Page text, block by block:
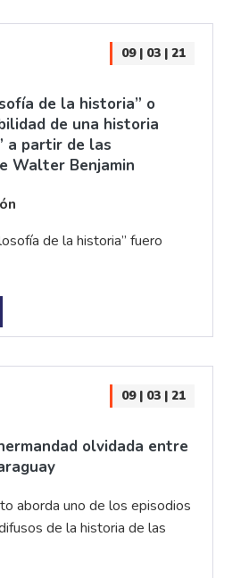
09 | 03 | 21
de la historia” o
de una historia
a partir de las
Walter Benjamin
de la historia” fuero
09 | 03 | 21
olvidada entre
aborda uno de los episodios
de la historia de las